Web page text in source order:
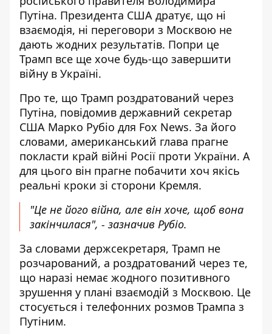
Путіна. Президента США дратує, що ні
взаємодія, ні переговори з Москвою не
дають жодних результатів. Попри це
Трамп все ще хоче будь-що завершити
війну в Україні.
Про те, що Трамп роздратований через
Путіна, повідомив державний секретар
США Марко Рубіо для Fox News. За його
словами, американський глава прагне
покласти край війні Росії проти України. А
для цього він прагне побачити хоч якісь
реальні кроки зі сторони Кремля.
"Це не його війна, але він хоче, щоб вона
закінчилася", - зазначив Рубіо.
За словами держсекретаря, Трамп не
розчарований, а роздратований через те,
що наразі немає жодного позитивного
зрушення у плані взаємодій з Москвою. Це
стосується і телефонних розмов Трампа з
Путіним.